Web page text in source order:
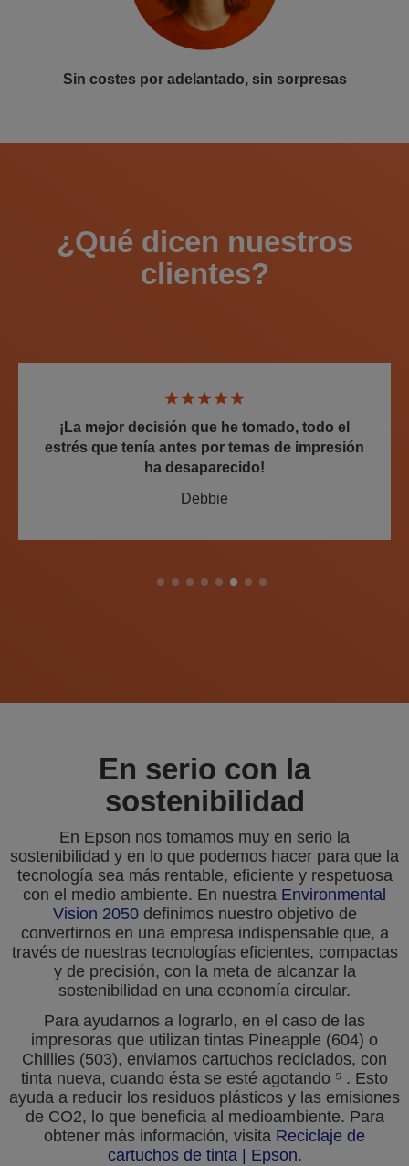
Sin costes por adelantado, sin sorpresas
¿Qué dicen nuestros
clientes?
¡La mejor decisión que he tomado, todo el
estrés que tenía antes por temas de impresión
ha desaparecido!
Debbie
En serio con la
sostenibilidad
En Epson nos tomamos muy en serio la
sostenibilidad y en lo que podemos hacer para que la
tecnología sea más rentable, eficiente y respetuosa
con el medio ambiente. En nuestra Environmental
Vision 2050definimos nuestro objetivo de
convertirnos en una empresa indispensable que, a
través de nuestras tecnologías eficientes, compactas
y de precisión, con la meta de alcanzar la
sostenibilidad en una economía circular.
Para ayudarnos a lograrlo, en el caso de las
impresoras que utilizan tintas Pineapple (604) o
Chillies (503), enviamos cartuchos reciclados, con
tinta nueva, cuando ésta se esté agotando ⁵ . Esto
ayuda a reducir los residuos plásticos y las emisiones
de CO2, lo que beneficia al medioambiente. Para
obtener más información, visita Reciclaje de
cartuchos de tinta | Epson.